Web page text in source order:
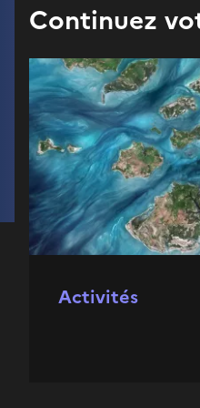
Continuez
Activités